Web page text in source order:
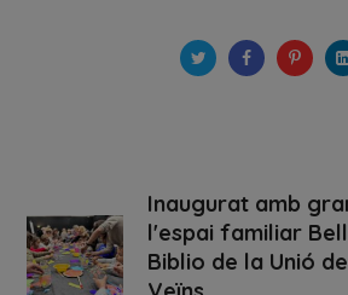
Inaugurat amb
l'espai familiar
Biblio de la Unió de